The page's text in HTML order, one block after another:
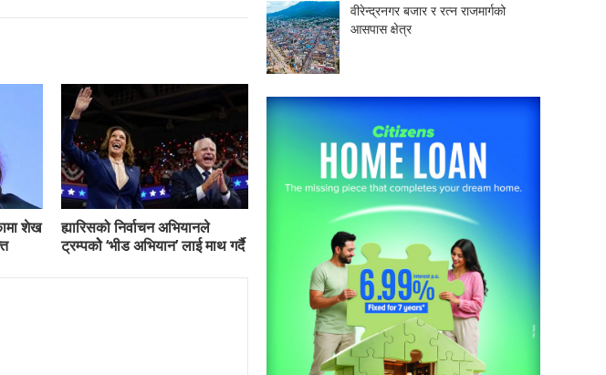
शेख
ह्यारिसको निर्वाचन अभियानले
ट्रम्पकोे ‘भीड अभियान’ लाई माथ गर्दै
वीरेन्द्रनगर बजार र रत्न राजमार्गको
आसपास क्षेत्र